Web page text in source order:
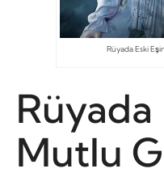
Rüyada Eski
Rüyada
Mutlu